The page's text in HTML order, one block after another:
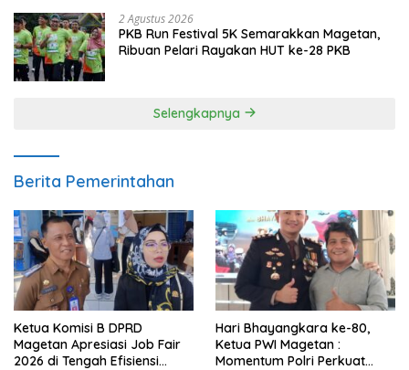
2 Agustus 2026
PKB Run Festival 5K Semarakkan Magetan,
Ribuan Pelari Rayakan HUT ke-28 PKB
Selengkapnya
Berita Pemerintahan
Ketua Komisi B DPRD
Magetan Apresiasi Job Fair
2026 di Tengah Efisiensi
Hari Bhayangkara ke-80,
Ketua PWI Magetan :
Momentum Polri Perkuat